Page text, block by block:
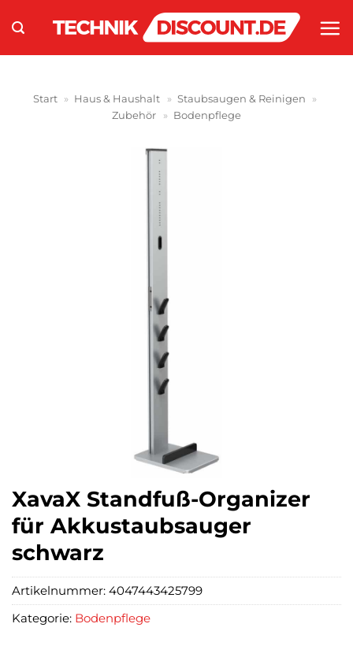
Inhalt
springen
Start » Haus & Haushalt » Staubsaugen & Reinigen
»
Zubehör
» Bodenpflege
XavaX Standfuß-Organizer
für Akkustaubsauger
schwarz
Artikelnummer: 4047443425799
Kategorie: Bodenpflege